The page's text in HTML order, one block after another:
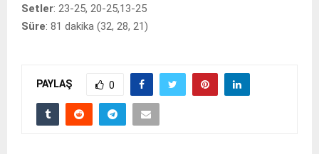
Setler: 23-25, 20-25,13-25
Süre: 81 dakika (32, 28, 21)
PAYLAŞ 0